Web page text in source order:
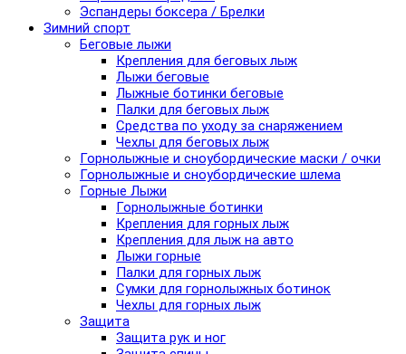
Эспандеры боксера / Брелки
Зимний спорт
Беговые лыжи
Крепления для беговых лыж
Лыжи беговые
Лыжные ботинки беговые
Палки для беговых лыж
Средства по уходу за снаряжением
Чехлы для беговых лыж
Горнолыжные и сноубордические маски / очки
Горнолыжные и сноубордические шлема
Горные Лыжи
Горнолыжные ботинки
Крепления для горных лыж
Крепления для лыж на авто
Лыжи горные
Палки для горных лыж
Сумки для горнолыжных ботинок
Чехлы для горных лыж
Защита
Защита рук и ног